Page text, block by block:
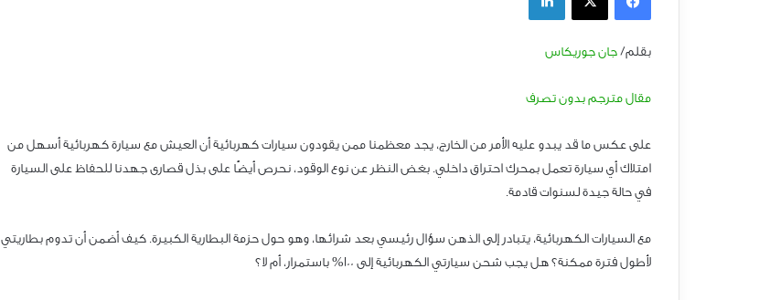
بقلم/جان جوريكاس
مقال مترجم بدون تصرف
على عكس ما قد يبدو عليه الأمر من الخارج، يجد معظمنا ممن يقودون سيارات كهربائية أن العيش مع سيارة كهربائية أسهل من
امتلاك أي سيارة تعمل بمحرك احتراق داخلي. بغض النظر عن نوع الوقود، نحرص أيضًا على بذل قصارى جهدنا للحفاظ على السيارة
في حالة جيدة لسنوات قادمة.
مع السيارات الكهربائية، يتبادر إلى الذهن سؤال رئيسي بعد شرائها، وهو حول حزمة البطارية الكبيرة. كيف أضمن أن تدوم بطاريتي
لأطول فترة ممكنة؟ هل يجب شحن سيارتي الكهربائية إلى 001% باستمرار، أم لا؟